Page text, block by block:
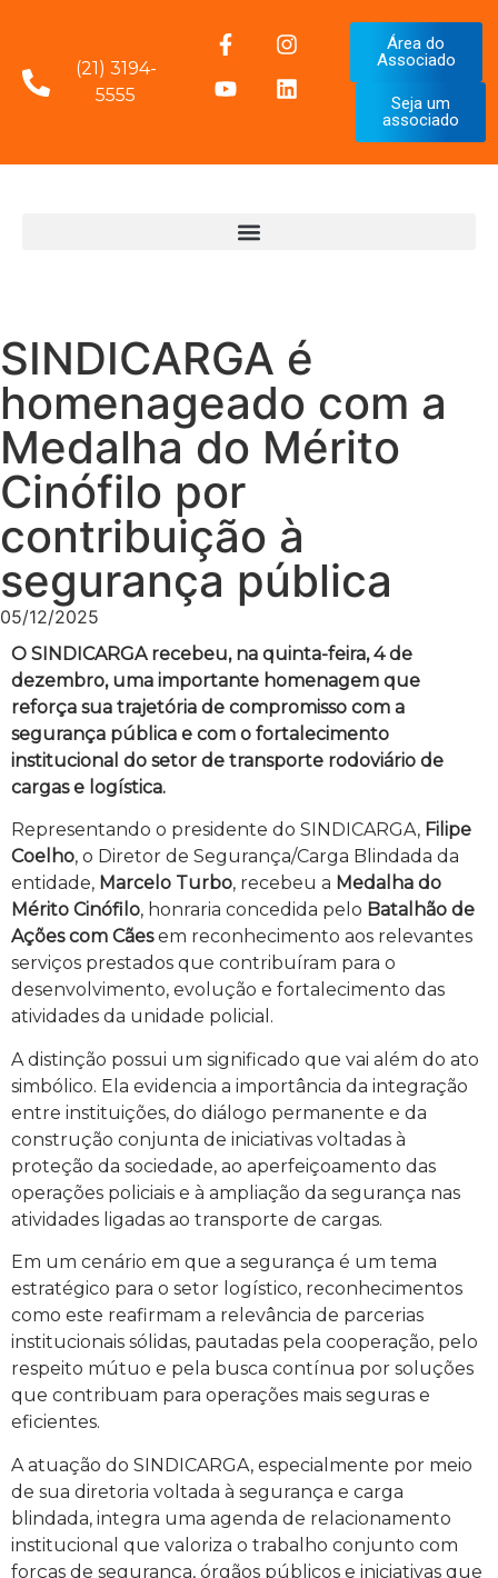
(21) 3194-
5555
Área do
Associado
Seja um
associado
SINDICARGA é
homenageado com a
Medalha do Mérito
Cinófilo por
contribuição à
segurança pública
05/12/2025
O SINDICARGA recebeu, na quinta-feira, 4 de
dezembro, uma importante homenagem que
reforça sua trajetória de compromisso com a
segurança pública e com o fortalecimento
institucional do setor de transporte rodoviário de
cargas e logística.
Representando o presidente do SINDICARGA, Filipe
Coelho, o Diretor de Segurança/Carga Blindada da
entidade, Marcelo Turbo, recebeu a Medalha do
Mérito Cinófilo, honraria concedida pelo Batalhão de
Ações com Cãesem reconhecimento aos relevantes
serviços prestados que contribuíram para o
desenvolvimento, evolução e fortalecimento das
atividades da unidade policial.
A distinção possui um significado que vai além do ato
simbólico. Ela evidencia a importância da integração
entre instituições, do diálogo permanente e da
construção conjunta de iniciativas voltadas à
proteção da sociedade, ao aperfeiçoamento das
operações policiais e à ampliação da segurança nas
atividades ligadas ao transporte de cargas.
Em um cenário em que a segurança é um tema
estratégico para o setor logístico, reconhecimentos
como este reafirmam a relevância de parcerias
institucionais sólidas, pautadas pela cooperação, pelo
respeito mútuo e pela busca contínua por soluções
que contribuam para operações mais seguras e
eficientes.
A atuação do SINDICARGA, especialmente por meio
de sua diretoria voltada à segurança e carga
blindada, integra uma agenda de relacionamento
institucional que valoriza o trabalho conjunto com
forças de segurança, órgãos públicos e iniciativas que